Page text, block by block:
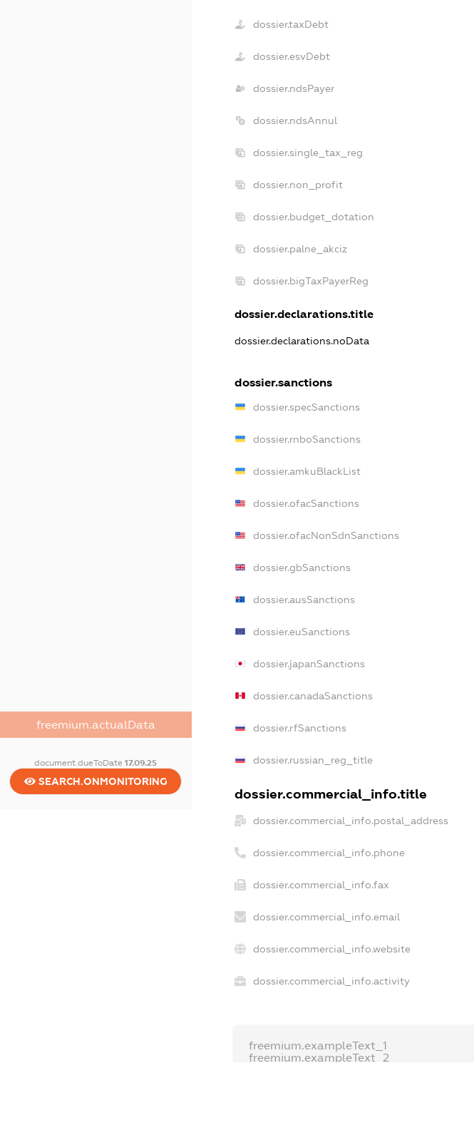
freemium.actualData
document.dueToDate17.09.25
SEARCH.ONMONITORING
dossier.taxDebt
dossier.esvDebt
dossier.ndsPayer
dossier.ndsAnnul
dossier.single_tax_reg
dossier.non_profit
dossier.budget_dotation
dossier.palne_akciz
dossier.bigTaxPayerReg
dossier.declarations.title
dossier.declarations.noData
dossier.sanctions
dossier.specSanctions
dossier.rnboSanctions
dossier.amkuBlackList
dossier.ofacSanctions
dossier.ofacNonSdnSanctions
dossier.gbSanctions
dossier.ausSanctions
dossier.euSanctions
dossier.japanSanctions
dossier.canadaSanctions
dossier.rfSanctions
dossier.russian_reg_title
dossier.commercial_info.title
dossier.commercial_info.postal_address
dossier.commercial_info.phone
dossier.commercial_info.fax
dossier.commercial_info.email
dossier.commercial_info.website
dossier.commercial_info.activity
freemium.exampleText_1
freemium.exampleText_2